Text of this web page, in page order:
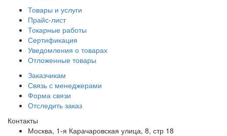
Товары и услуги
Прайс-лист
Токарные работы
Сертификация
Уведомления о товарах
Отложенные товары
Заказчикам
Связь с менеджерами
Форма связи
Отследить заказ
Контакты
Москва, 1-я Карачаровская улица, 8, стр 18